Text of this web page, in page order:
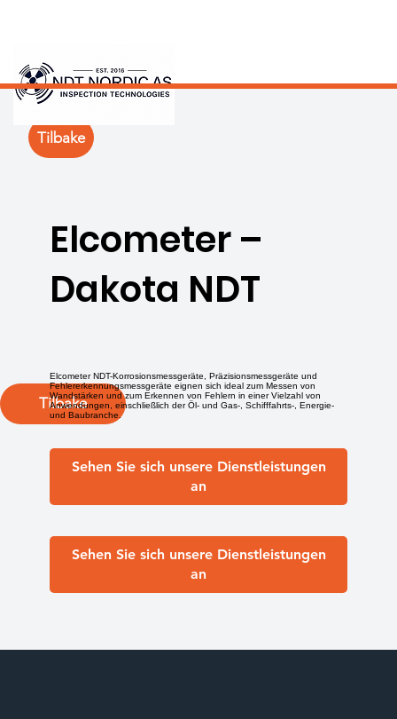
Tilbake
Elcometer –
Dakota NDT
Elcometer NDT-Korrosionsmessgeräte, Präzisionsmessgeräte und
Fehlererkennungsmessgeräte eignen sich ideal zum Messen von
Wandstärken und zum Erkennen von Fehlern in einer Vielzahl von
Anwendungen, einschließlich der Öl- und Gas-, Schifffahrts-, Energie-
und Baubranche.
Sehen Sie sich unsere Dienstleistungen
an
Sehen Sie sich unsere Dienstleistungen
an
Tilbake